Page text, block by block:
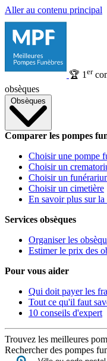
Aller au contenu principal
🏆 1 er
obsèques
Obsèques
Comparer les pompes
Choisir une pompe
Choisir un
Choisir un
Choisir un cimetière
En savoir plus sur
Services obsèques
Organiser les
Estimer le prix des
Pour vous aider
Qui doit payer les
Tout ce qu'il faut
10 conseils d'expert
Trouvez les meilleures
Rechercher des pompes